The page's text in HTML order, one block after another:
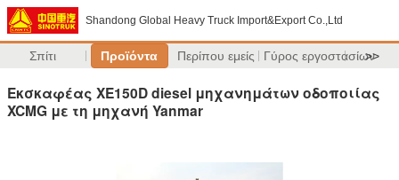
Shandong Global Heavy Truck Import&Export Co.,Ltd
Σπίτι Προϊόντα Περίπου εμείς Γύρος εργοστασίων
>>
Εκσκαφέας XE150D diesel μηχανημάτων οδοποιίας
XCMG με τη μηχανή Yanmar